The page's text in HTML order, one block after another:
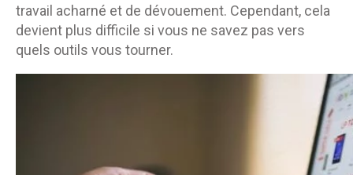
travail acharné et de dévouement. Cependant, cela
devient plus difficile si vous ne savez pas vers
quels outils vous tourner.